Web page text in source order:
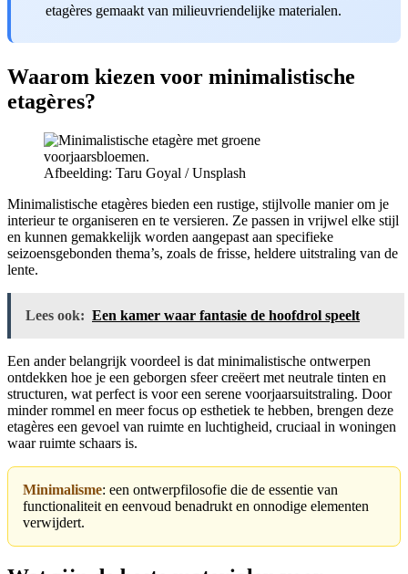
etagères gemaakt van milieuvriendelijke materialen.
Waarom kiezen voor minimalistische
etagères?
Afbeelding: Taru Goyal / Unsplash
Minimalistische etagères bieden een rustige, stijlvolle manier om je
interieur te organiseren en te versieren. Ze passen in vrijwel elke stijl
en kunnen gemakkelijk worden aangepast aan specifieke
seizoensgebonden thema’s, zoals de frisse, heldere uitstraling van de
lente.
Lees ook: Een kamer waar fantasie de hoofdrol speelt
Een ander belangrijk voordeel is dat minimalistische ontwerpen
ontdekken hoe je een geborgen sfeer creëert met neutrale tinten en
structuren, wat perfect is voor een serene voorjaarsuitstraling. Door
minder rommel en meer focus op esthetiek te hebben, brengen deze
etagères een gevoel van ruimte en luchtigheid, cruciaal in woningen
waar ruimte schaars is.
Minimalisme: een ontwerpfilosofie die de essentie van
functionaliteit en eenvoud benadrukt en onnodige elementen
verwijdert.